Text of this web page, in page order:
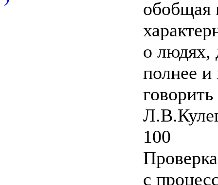
обобщая
о людях,
полнее и
100
с